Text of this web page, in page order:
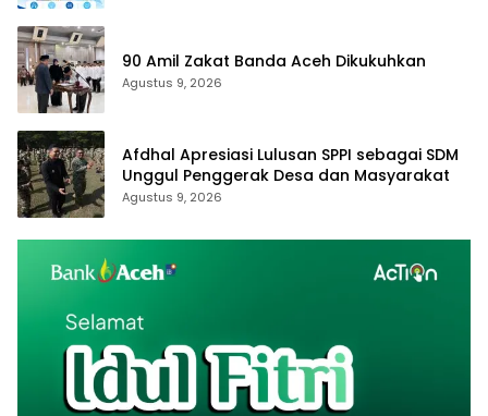
90 Amil Zakat Banda Aceh Dikukuhkan
Agustus 9, 2026
Afdhal Apresiasi Lulusan SPPI sebagai SDM
Unggul Penggerak Desa dan Masyarakat
Agustus 9, 2026